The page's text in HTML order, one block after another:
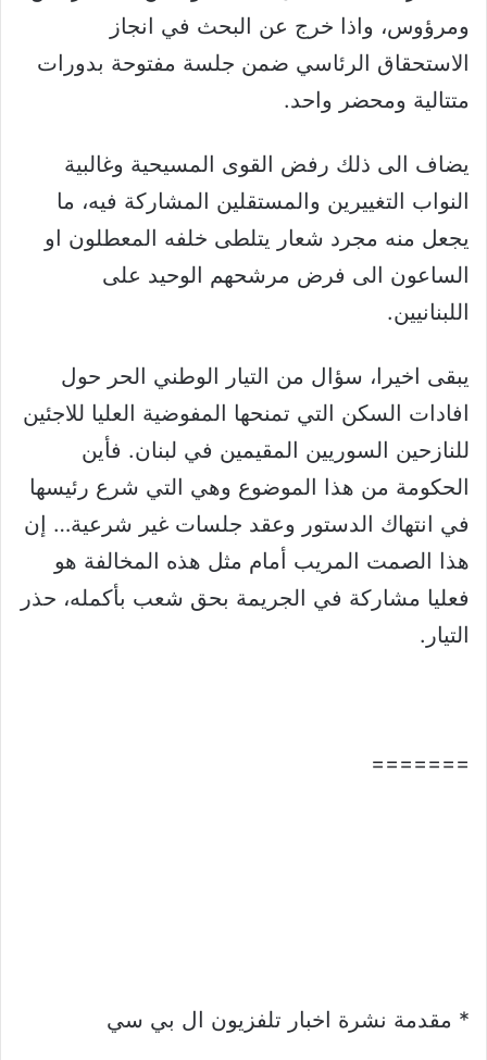
ومرؤوس، واذا خرج عن البحث في انجاز
الاستحقاق الرئاسي ضمن جلسة مفتوحة بدورات
متتالية ومحضر واحد.
يضاف الى ذلك رفض القوى المسيحية وغالبية
النواب التغييرين والمستقلين المشاركة فيه، ما
يجعل منه مجرد شعار يتلطى خلفه المعطلون او
الساعون الى فرض مرشحهم الوحيد على
اللبنانيين.
يبقى اخيرا، سؤال من التيار الوطني الحر حول
افادات السكن التي تمنحها المفوضية العليا للاجئين
للنازحين السوريين المقيمين في لبنان. فأين
الحكومة من هذا الموضوع وهي التي شرع رئيسها
في انتهاك الدستور وعقد جلسات غير شرعية… إن
هذا الصمت المريب أمام مثل هذه المخالفة هو
فعليا مشاركة في الجريمة بحق شعب بأكمله، حذر
التيار.
=======
* مقدمة نشرة اخبار تلفزيون ال بي سي